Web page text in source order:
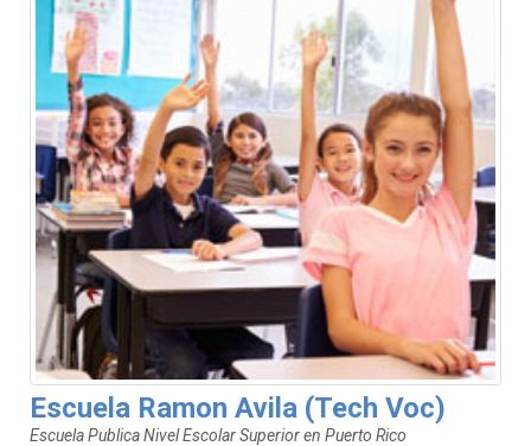
Escuela Ramon Avila (Tech Voc)
Escuela Publica Nivel Escolar Superior en Puerto Rico